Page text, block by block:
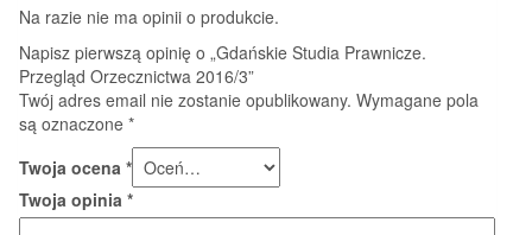
Na razie nie ma opinii o produkcie.
Napisz pierwszą opinię o „Gdańskie Studia Prawnicze.
Przegląd Orzecznictwa 2016/3”
Twój adres email nie zostanie opublikowany. Wymagane pola
są oznaczone *
Twoja ocena *
Twoja opinia *